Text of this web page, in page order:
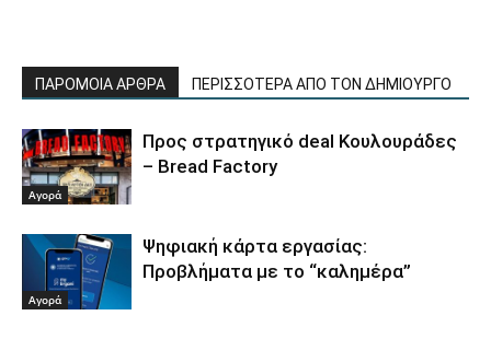
ΠΑΡΟΜΟΙΑ ΑΡΘΡΑ ΠΕΡΙΣΣΟΤΕΡΑ ΑΠΟ ΤΟΝ ΔΗΜΙΟΥΡΓΟ
Αγορά
Προς στρατηγικό deal Κουλουράδες
– Bread Factory
Αγορά
Ψηφιακή κάρτα εργασίας:
Προβλήματα με το “καλημέρα”